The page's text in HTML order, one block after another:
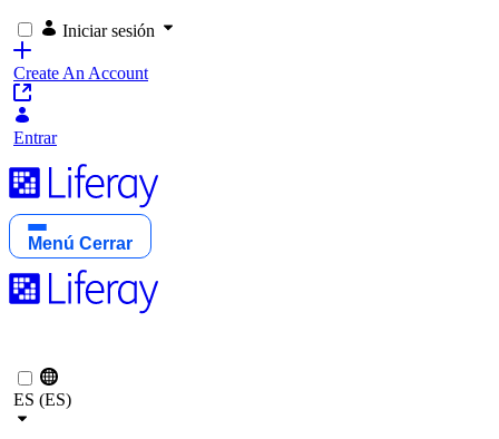
Iniciar sesión
Create An Account
Entrar
Menú Cerrar
ES (ES)